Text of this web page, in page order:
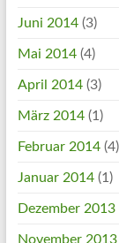
Juni 2014(3)
Mai 2014(4)
April 2014(3)
März 2014(1)
Februar 2014(4)
Januar 2014(1)
Dezember 2013
November 2013